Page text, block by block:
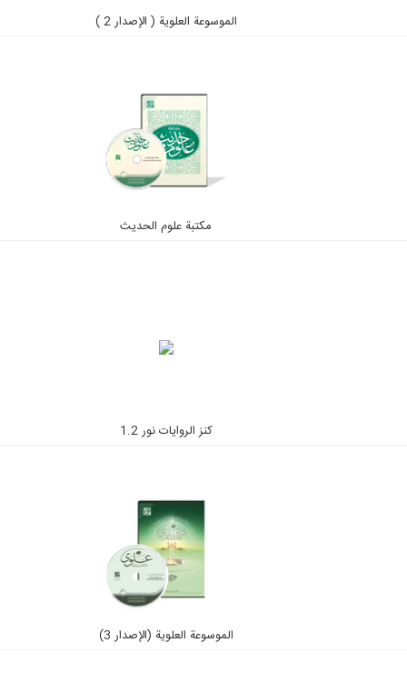
الموسوعة العلوية ( الإصدار 2 )
مكتبة علوم الحديث
كنز الروايات نور 1.2
الموسوعة العلوية (الإصدار 3)